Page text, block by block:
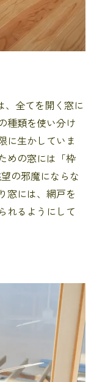
、全てを開く窓に
種類を使い分け
に生かしていま
めの窓には「枠
の邪魔にならな
窓には、網戸を
れるようにして